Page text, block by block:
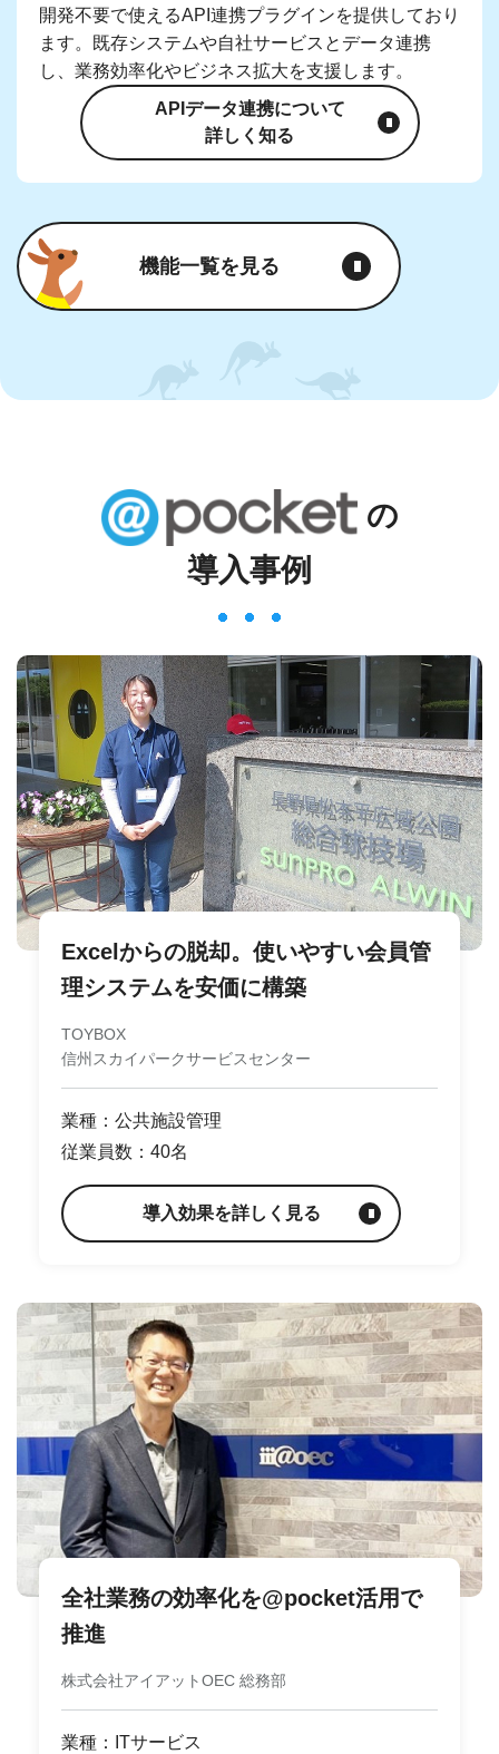
開発不要で使えるAPI連携プラグインを提供しており
ます。既存システムや自社サービスとデータ連携
し、業務効率化やビジネス拡大を支援します。
APIデータ連携について
詳しく知る
機能一覧を見る
の
導入事例
Excelからの脱却。使いやすい会員管
理システムを安価に構築
TOYBOX
信州スカイパークサービスセンター
業種：公共施設管理
従業員数：40名
導入効果を詳しく見る
全社業務の効率化を@pocket活用で
推進
株式会社アイアットOEC 総務部
業種：ITサービス